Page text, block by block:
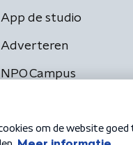
App de studio
Adverteren
NPO Campus